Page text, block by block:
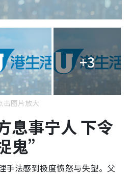
+3
击图片放大
息事宁人 下令
鬼”
手法感到极度愤怒与失望。父